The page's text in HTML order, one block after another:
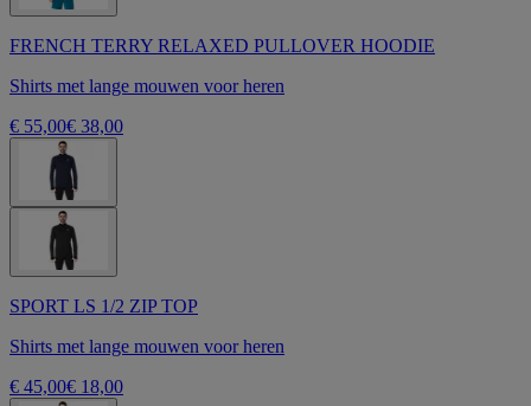
FRENCH TERRY RELAXED PULLOVER HOODIE
Shirts met lange mouwen voor heren
€ 55,00€ 38,00
SPORT LS 1/2 ZIP TOP
Shirts met lange mouwen voor heren
€ 45,00€ 18,00